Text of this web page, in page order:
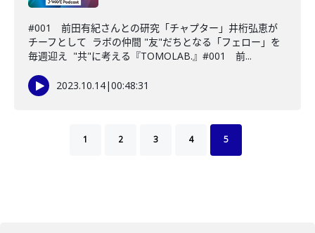
#001 前田有紀さんとの研究「チャプター」井桁弘恵が
チーフとして ラボの仲間 "友"だちとなる「フェロー」を
毎週迎え "共"に考える『TOMOLAB.』#001 前...
2023.10.14|00:48:31
1 2 3 4 5